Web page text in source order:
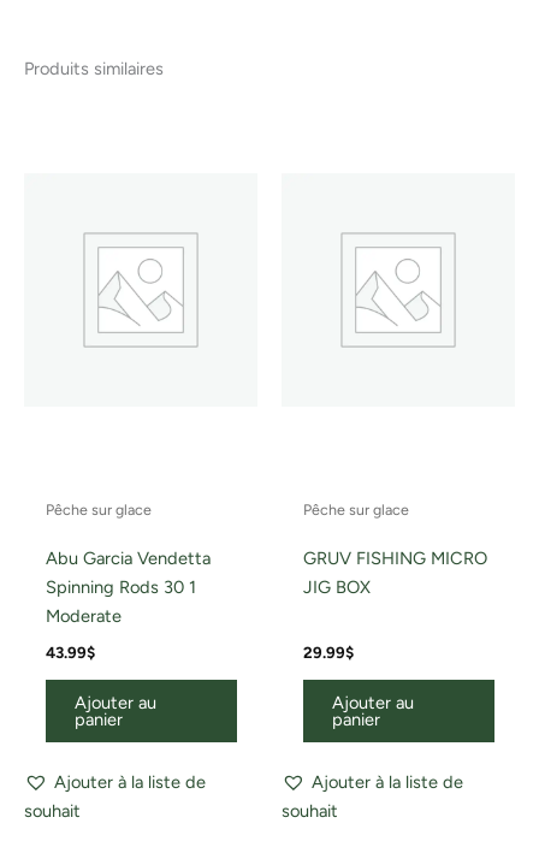
Produits similaires
Pêche sur glace
Abu Garcia Vendetta
Spinning Rods 30 1
Moderate
43.99$
Ajouter au
panier
Ajouter à la liste de
souhait
Pêche sur glace
GRUV FISHING MICRO
JIG BOX
29.99$
Ajouter au
panier
Ajouter à la liste de
souhait